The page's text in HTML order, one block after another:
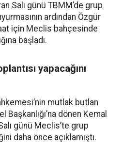
Salı günü TBMM’de grup
ardından Özgür
için Meclis bahçesinde
başladı.
yapacağını
mutlak butlan
Başkanlığı’na dönen Kemal
günü Meclis’te grup
daha önce açıklamıştı.